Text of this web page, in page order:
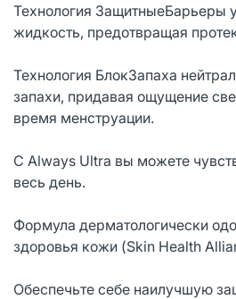
Технология ЗащитныеБарьеры
жидкость, предотвращая
Технология БлокЗапаха
запахи, придавая ощущение
время менструации.
С Always Ultra вы можете
весь день.
Формула дерматологически
здоровья кожи (Skin Health
Обеспечьте себе наилучшую